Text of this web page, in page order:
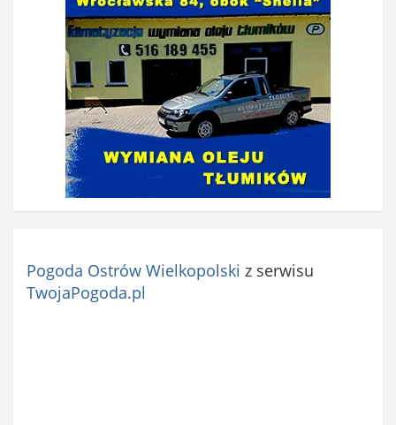
Pogoda Ostrów Wielkopolski z serwisu
TwojaPogoda.pl